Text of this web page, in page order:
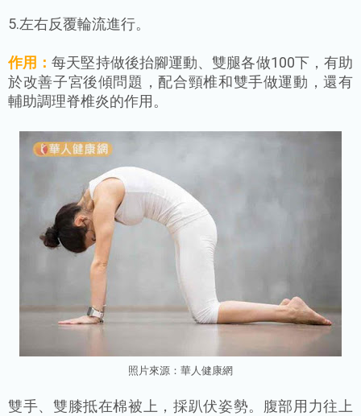
5.左右反覆輪流進行。
作用：每天堅持做後抬腳運動、雙腿各做100下，有助
於改善子宮後傾問題，配合頸椎和雙手做運動，還有
輔助調理脊椎炎的作用。
照片來源： 華人健康網
雙手、雙膝抵在棉被上，採趴伏姿勢。腹部用力往上